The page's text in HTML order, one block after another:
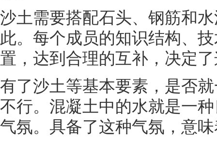
沙土需要搭配石头、钢筋和
此。每个成员的知识结构、
置，达到合理的互补，决定
有了沙土等基本要素，是否
不行。混凝土中的水就是一
气氛。具备了这种气氛，意